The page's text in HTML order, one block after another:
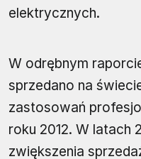
elektrycznych.
W odrębnym
sprzedano na
zastosowań
roku 2012. W latach
zwiększenia